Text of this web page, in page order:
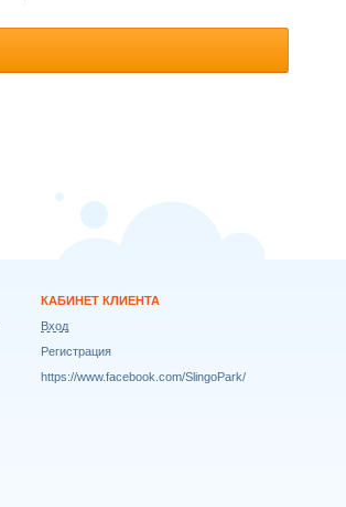
КАБИНЕТ КЛИЕНТА
Вход
Регистрация
https://www.facebook.com/SlingoPark/